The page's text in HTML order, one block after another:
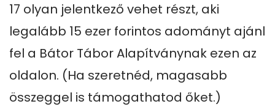
17 olyan jelentkező vehet részt, aki
legalább 15 ezer forintos adományt ajánl
fel a Bátor Tábor Alapítványnak ezen az
oldalon. (Ha szeretnéd, magasabb
összeggel is támogathatod őket.)